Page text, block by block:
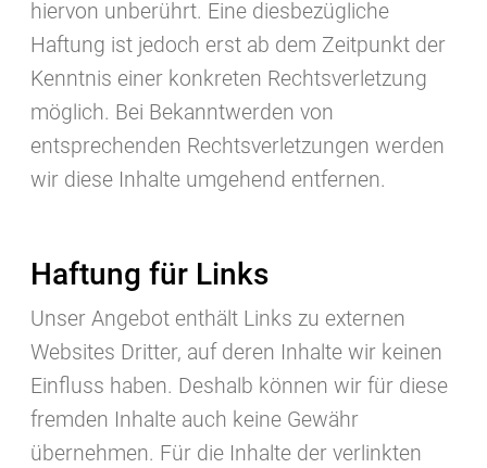
hiervon unberührt. Eine diesbezügliche
Haftung ist jedoch erst ab dem Zeitpunkt der
Kenntnis einer konkreten Rechtsverletzung
möglich. Bei Bekanntwerden von
entsprechenden Rechtsverletzungen werden
wir diese Inhalte umgehend entfernen.
Haftung für Links
Unser Angebot enthält Links zu externen
Websites Dritter, auf deren Inhalte wir keinen
Einfluss haben. Deshalb können wir für diese
fremden Inhalte auch keine Gewähr
übernehmen. Für die Inhalte der verlinkten
Abonnieren Sie unseren
charter Newsletter!